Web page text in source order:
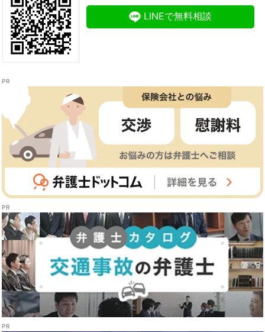
LINEで無料相談